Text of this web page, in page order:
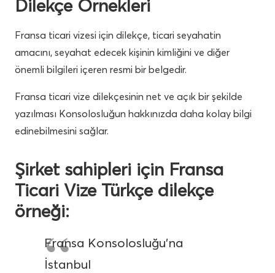
Dilekçe Örnekleri
Fransa ticari vizesi için dilekçe, ticari seyahatin
amacını, seyahat edecek kişinin kimliğini ve diğer
önemli bilgileri içeren resmi bir belgedir.
Fransa ticari vize dilekçesinin net ve açık bir şekilde
yazılması Konsolosluğun hakkınızda daha kolay bilgi
edinebilmesini sağlar.
Şirket sahipleri için Fransa
Ticari Vize Türkçe dilekçe
örneği:
Fransa Konsolosluğu’na
İstanbul